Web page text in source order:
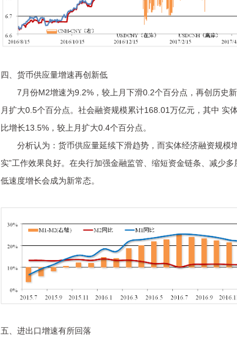
四、货币供应量增速再创新低
7月份M2增速为9.2%，较上月下滑0.2个百分点，再创历史新
月扩大0.5个百分点。社会融资规模累计168.01万亿元，其中 实
比增长13.5%，较上月扩大0.4个百分点。
分析认为：货币供应量延续下滑趋势，而实体经济融资规模
实”工作效果良好。在央行加强金融监管、缩短资金链条、减少
低速度增长会成为新常态。
五、进出口增速有所回落